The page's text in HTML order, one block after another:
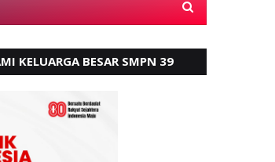
KELUARGA BESAR SMPN 39